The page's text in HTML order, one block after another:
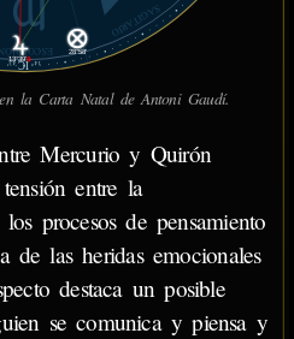
14°
IC
43'
ESCORPIÓN
SAGITARIO
13°39'℞
28°58'
la Carta Natal de Antoni Gaudí.
Mercurio y Quirón
entre la
procesos de pensamiento
de las heridas emocionales
destaca un posible
se comunica y piensa y